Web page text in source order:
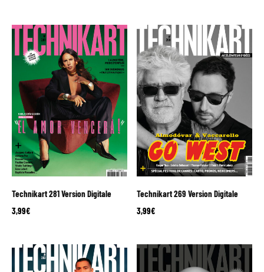
Technikart 281 Version Digitale
3,99€
Technikart 269 Version Digitale
3,99€